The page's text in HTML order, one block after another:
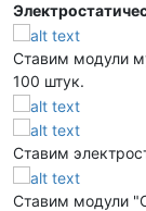
Ставим модули
100 штук.
Ставим
Ставим модули